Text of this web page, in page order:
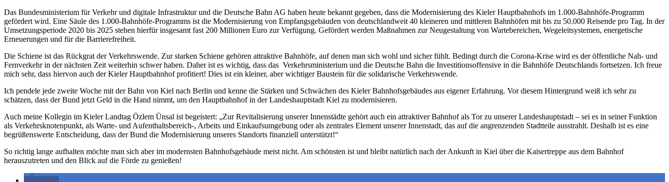
Das Bundesministerium für Verkehr und digitale Infrastruktur und die Deutsche Bahn AG haben heute bekannt gegeben, dass die Modernisierung des Kieler Hauptbahnhofs im 1.000-Bahnhöfe-Programm
gefördert wird. Eine Säule des 1.000-Bahnhöfe-Programms ist die Modernisierung von Empfangsgebäuden von deutschlandweit 40 kleineren und mittleren Bahnhöfen mit bis zu 50.000 Reisende pro Tag. In der
Umsetzungsperiode 2020 bis 2025 stehen hierfür insgesamt fast 200 Millionen Euro zur Verfügung. Gefördert werden Maßnahmen zur Neugestaltung von Wartebereichen, Wegeleitsystemen, energetische
Erneuerungen und für die Barrierefreiheit.
Die Schiene ist das Rückgrat der Verkehrswende. Zur starken Schiene gehören attraktive Bahnhöfe, auf denen man sich wohl und sicher fühlt. Bedingt durch die Corona-Krise wird es der öffentliche Nah- und
Fernverkehr in der nächsten Zeit weiterhin schwer haben. Daher ist es wichtig, dass das Verkehrsministerium und die Deutsche Bahn die Investitionsoffensive in die Bahnhöfe Deutschlands fortsetzen. Ich freue
mich sehr, dass hiervon auch der Kieler Hauptbahnhof profitiert! Dies ist ein kleiner, aber wichtiger Baustein für die solidarische Verkehrswende.
Ich pendele jede zweite Woche mit der Bahn von Kiel nach Berlin und kenne die Stärken und Schwächen des Kieler Bahnhofsgebäudes aus eigener Erfahrung. Vor diesem Hintergrund weiß ich sehr zu
schätzen, dass der Bund jetzt Geld in die Hand nimmt, um den Hauptbahnhof in der Landeshauptstadt Kiel zu modernisieren.
Auch meine Kollegin im Kieler Landtag Özlem Ünsal ist begeistert: „Zur Revitalisierung unserer Innenstädte gehört auch ein attraktiver Bahnhof als Tor zu unserer Landeshauptstadt – sei es in seiner Funktion
als Verkehrsknotenpunkt, als Warte- und Aufenthaltsbereich-, Arbeits­ und Einkaufsumgebung oder als zentrales Element unserer Innenstadt, das auf die angrenzenden Stadtteile ausstrahlt. Deshalb ist es eine
begrüßenswerte Entscheidung, dass der Bund die Modernisierung unseres Standorts finanziell unterstützt!“
So richtig lange aufhalten möchte man sich aber im modernsten Bahnhofsgebäude meist nicht. Am schönsten ist und bleibt natürlich nach der Ankunft in Kiel über die Kaisertreppe aus dem Bahnhof
herauszutreten und den Blick auf die Förde zu genießen!